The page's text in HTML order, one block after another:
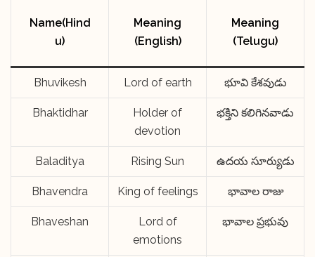
Name(Hind
u)
Meaning
(English)
Meaning
(Telugu)
Bhuvikesh Lord of earth భూవి కేశవుడు
Bhaktidhar
Holder of
devotion
భక్తిని కలిగినవాడు
Baladitya Rising Sun ఉదయ సూర్యుడు
Bhavendra King of feelings భావాల రాజు
Bhaveshan
Lord of
emotions
భావాల ప్రభువు